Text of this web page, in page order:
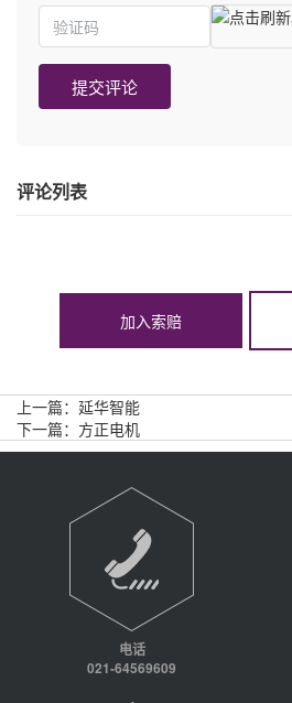
提交评论
评论列表
加入索赔
上一篇： 延华智能
下一篇： 方正电机
电话
021-64569609